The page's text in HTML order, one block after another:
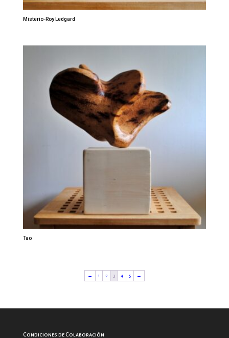
Misterio-Roy Ledgard
Tao
← 1 2 3 4 5 →
Condiciones de Colaboración